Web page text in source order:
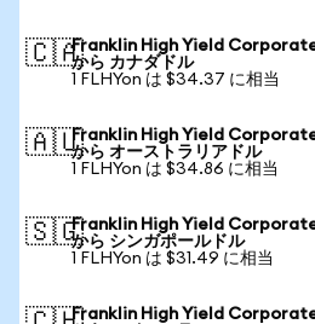
🇨🇦Franklin High Yield
から カナダドル
1 FLHYon は $34.37 に相当
🇦🇺Franklin High Yield
から オーストラリアドル
1 FLHYon は $34.86 に相当
🇸🇬Franklin High Yield
から シンガポールドル
1 FLHYon は $31.49 に相当
Franklin High Yield